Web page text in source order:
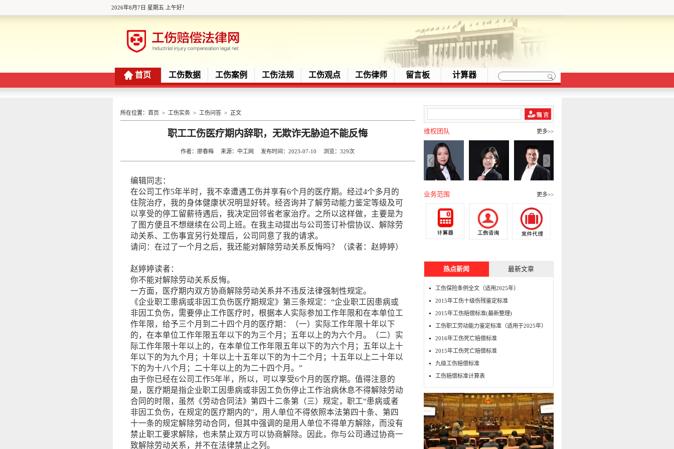
2026年8月7日 星期五 上午好！
首页 工伤数据 工伤案例 工伤法规 工伤观点 工伤律师 留言板 计算器
所在位置： 首页> 工伤实务> 工伤问答> 正文
职工工伤医疗期内辞职，无欺诈无胁迫不能反悔
作者：廖春梅 来源：中工网 发布时间：2023-07-10 浏览：329次
编辑同志：
在公司工作5年半时，我不幸遭遇工伤并享有6个月的医疗期。经过4个多月的
住院治疗，我的身体健康状况明显好转。经咨询并了解劳动能力鉴定等级及可
以享受的停工留薪待遇后，我决定回邻省老家治疗。之所以这样做，主要是为
了图方便且不想继续在公司上班。在我主动提出与公司签订补偿协议、解除劳
动关系、工伤事宜另行处理后，公司同意了我的请求。
请问：在过了一个月之后，我还能对解除劳动关系反悔吗？（读者：赵婷婷）
赵婷婷读者：
你不能对解除劳动关系反悔。
一方面，医疗期内双方协商解除劳动关系并不违反法律强制性规定。
《企业职工患病或非因工负伤医疗期规定》第三条规定：“企业职工因患病或
非因工负伤，需要停止工作医疗时，根据本人实际参加工作年限和在本单位工
作年限，给予三个月到二十四个月的医疗期：（一）实际工作年限十年以下
的，在本单位工作年限五年以下的为三个月；五年以上的为六个月。（二）实
际工作年限十年以上的，在本单位工作年限五年以下的为六个月；五年以上十
年以下的为九个月；十年以上十五年以下的为十二个月；十五年以上二十年以
下的为十八个月；二十年以上的为二十四个月。”
由于你已经在公司工作5年半，所以，可以享受6个月的医疗期。值得注意的
是，医疗期是指企业职工因患病或非因工负伤停止工作治病休息不得解除劳动
合同的时限，虽然《劳动合同法》第四十二条第（三）规定，职工“患病或者
非因工负伤，在规定的医疗期内的”，用人单位不得依照本法第四十条、第四
十一条的规定解除劳动合同，但其中强调的是用人单位不得单方解除，而没有
禁止职工要求解除，也未禁止双方可以协商解除。因此，你与公司通过协商一
致解除劳动关系，并不在法律禁止之列。
维权团队 更多>>
业务范围 更多>>
热点新闻 最新文章
工伤保险条例全文（适用2025年）
2015年工伤十级伤残鉴定标准
2015年工伤赔偿标准(最新整理)
工伤职工劳动能力鉴定标准（适用于2025年）
2016年工伤死亡赔偿标准
2015年工伤死亡赔偿标准
九级工伤赔偿标准
工伤赔偿标准计算表